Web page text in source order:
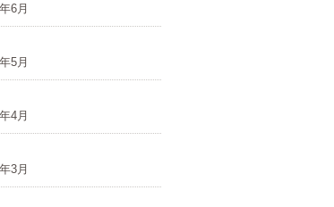
6月
5月
4月
3月